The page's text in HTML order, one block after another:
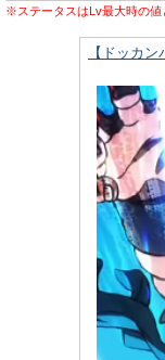
※ステータスはLv最大時の値
【ドッカ